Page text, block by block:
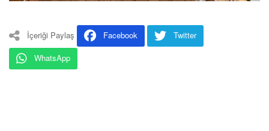
İçeriği Paylaş Facebook
Twitter
WhatsApp